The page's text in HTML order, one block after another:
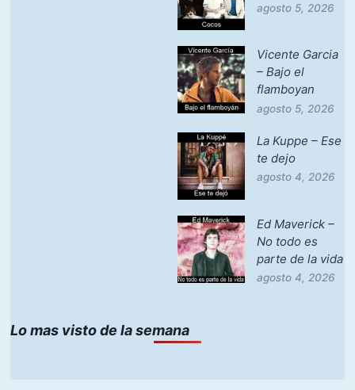
agosto 5, 2026
Vicente Garcia
– Bajo el
flamboyan
agosto 5, 2026
La Kuppe – Ese
te dejo
agosto 4, 2026
Ed Maverick –
No todo es
parte de la vida
agosto 4, 2026
Lo mas visto de la semana